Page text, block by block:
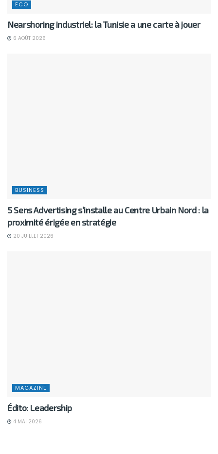
ECO
Nearshoring industriel: la Tunisie a une carte à jouer
6 AOÛT 2026
BUSINESS
5 Sens Advertising s’installe au Centre Urbain Nord : la
proximité érigée en stratégie
20 JUILLET 2026
MAGAZINE
Édito: Leadership
4 MAI 2026